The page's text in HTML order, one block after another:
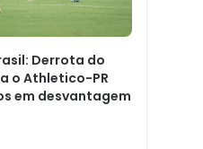
Derrota do
o Athletico-PR
em desvantagem